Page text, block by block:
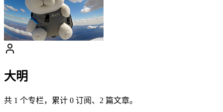
大明
共 1 个专栏，累计 0 订阅、 2 篇文章。